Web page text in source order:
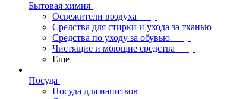
Бытовая химия
Освежители воздуха
Средства для стирки и ухода за тканью
Средства по уходу за обувью
Чистящие и моющие средства
Еще
Посуда
Посуда для напитков